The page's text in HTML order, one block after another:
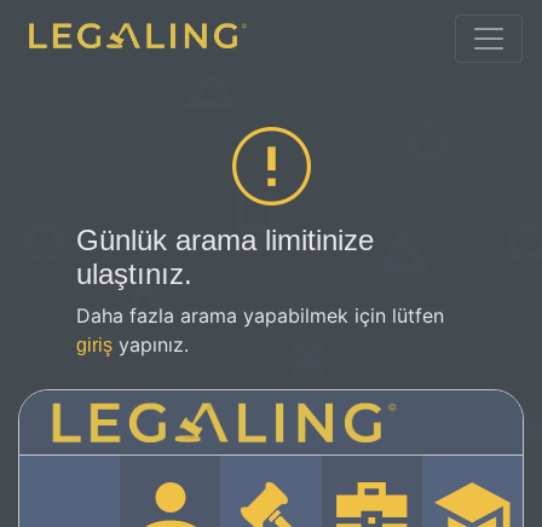
Günlük arama limitinize
ulaştınız.
Daha fazla arama yapabilmek için lütfen
giriş yapınız.